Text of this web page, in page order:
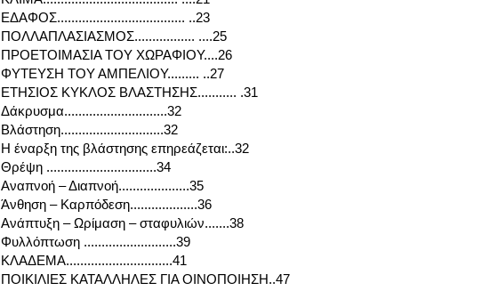
ΕΔΑΦΟΣ.................................... ..23
ΠΟΛΛΑΠΛΑΣΙΑΣΜΟΣ................. ....25
ΠΡΟΕΤΟΙΜΑΣΙΑ ΤΟΥ ΧΩΡΑΦΙΟΥ....26
ΦΥΤΕΥΣΗ ΤΟΥ ΑΜΠΕΛΙΟΥ......... ..27
ΕΤΗΣΙΟΣ ΚΥΚΛΟΣ ΒΛΑΣΤΗΣΗΣ........... .31
Δάκρυσμα.............................32
Βλάστηση.............................32
Η έναρξη της βλάστησης επηρεάζεται:..32
Θρέψη ...............................34
Αναπνοή – Διαπνοή....................35
Άνθηση – Καρπόδεση...................36
Ανάπτυξη – Ωρίμαση – σταφυλιών.......38
Φυλλόπτωση ..........................39
ΚΛΑΔΕΜΑ..............................41
ΠΟΙΚΙΛΙΕΣ ΚΑΤΑΛΛΗΛΕΣ ΓΙΑ ΟΙΝΟΠΟΙΗΣΗ..47